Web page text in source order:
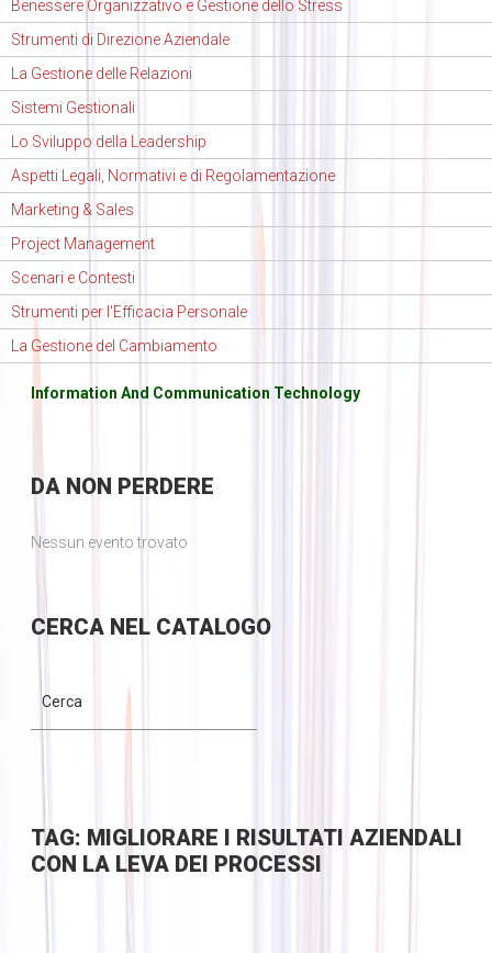
Benessere Organizzativo e Gestione dello Stress
Strumenti di Direzione Aziendale
La Gestione delle Relazioni
Sistemi Gestionali
Lo Sviluppo della Leadership
Aspetti Legali, Normativi e di Regolamentazione
Marketing & Sales
Project Management
Scenari e Contesti
Strumenti per l'Efficacia Personale
La Gestione del Cambiamento
Information And Communication Technology
DANON PERDERE
Nessun evento trovato
CERCANEL CATALOGO
TAG: MIGLIORARE I RISULTATI AZIENDALI
CON LA LEVA DEI PROCESSI